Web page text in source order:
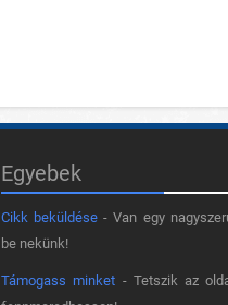
Egyebek
Cikk beküldése - Van egy
be nekünk!
Támogass minket - Tetszik az